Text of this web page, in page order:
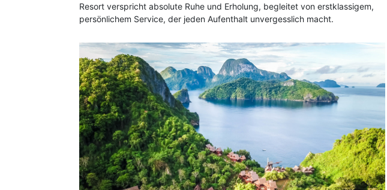
Resort verspricht absolute Ruhe und Erholung, begleitet von erstklassigem,
persönlichem Service, der jeden Aufenthalt unvergesslich macht.